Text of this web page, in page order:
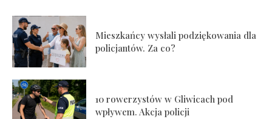
Mieszkańcy wysłali podziękowania dla
policjantów. Za co?
10 rowerzystów w Gliwicach pod
wpływem. Akcja policji